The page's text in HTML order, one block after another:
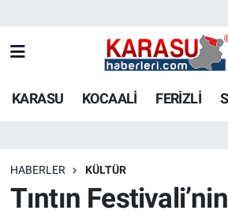
KARASU KOCAALİ FERİZLİ
HABERLER KÜLTÜR
Tıntın